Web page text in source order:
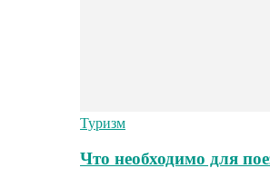
Туризм
Что необходимо для